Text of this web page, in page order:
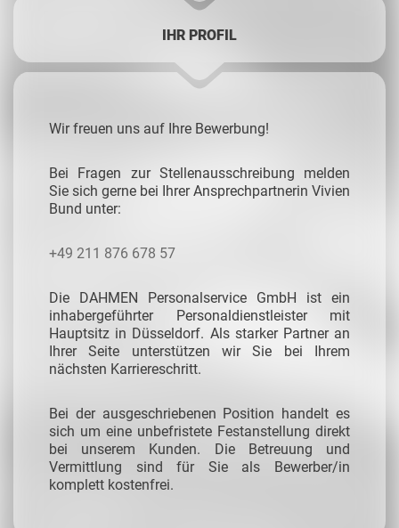
IHR PROFIL
Wir freuen uns auf Ihre Bewerbung!
Bei Fragen zur Stellenausschreibung melden
Sie sich gerne bei Ihrer Ansprechpartnerin Vivien
Bund unter:
+49 211 876 678 57
Die DAHMEN Personalservice GmbH ist ein
inhabergeführter Personaldienstleister mit
Hauptsitz in Düsseldorf. Als starker Partner an
Ihrer Seite unterstützen wir Sie bei Ihrem
nächsten Karriereschritt.
Bei der ausgeschriebenen Position handelt es
sich um eine unbefristete Festanstellung direkt
bei unserem Kunden. Die Betreuung und
Vermittlung sind für Sie als Bewerber/in
komplett kostenfrei.